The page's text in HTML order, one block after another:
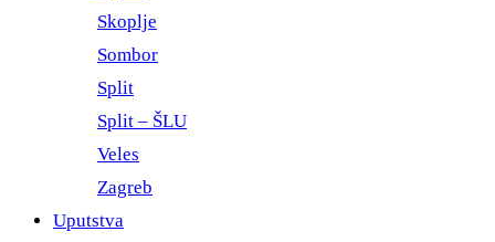
Skoplje
Sombor
Split
Split – ŠLU
Veles
Zagreb
Uputstva